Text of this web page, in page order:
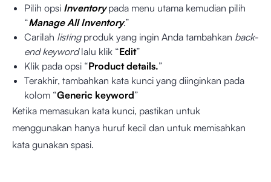
Pilih opsi Inventorypada menu utama kemudian pilih
“Manage All Inventory.”
Carilah listingproduk yang ingin Anda tambahkan back-
end keywordlalu klik “Edit”
Klik pada opsi “Product details.”
Terakhir, tambahkan kata kunci yang diinginkan pada
kolom “Generic keyword”
Ketika memasukan kata kunci, pastikan untuk
menggunakan hanya huruf kecil dan untuk memisahkan
kata gunakan spasi.